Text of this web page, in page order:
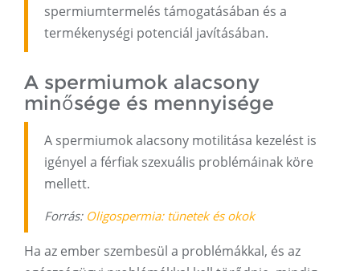
spermiumtermelés támogatásában és a
termékenységi potenciál javításában.
A spermiumok alacsony
minősége és mennyisége
A spermiumok alacsony motilitása kezelést is
igényel a férfiak szexuális problémáinak köre
mellett.
Forrás: Oligospermia: tünetek és okok
Ha az ember szembesül a problémákkal, és az